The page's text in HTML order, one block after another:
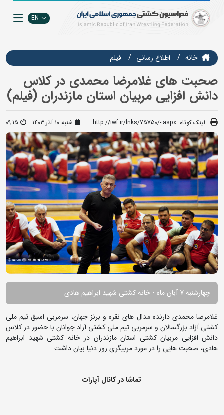
EN
خانه اطلاع رسانی فيلم
صحبت های غلامرضا محمدی در کلاس
دانش افزایی مربیان استان مازندران (فیلم)
لینک کوتاه: http://iwf.ir/lnks/75750/-.aspx شنبه ۱۰ آذر ۱۴۰۳ 09:15
چهارشنبه 7 آبان ماه - خانه کشتی شهید ابراهیم هادی
غلامرضا محمدی دارنده مدال های نقره و برنز جهان، سرمربی اسبق تیم ملی
کشتی آزاد بزرگسالان و سرمربی تیم ملی کشتی آزاد جوانان با حضور در کلاس
دانش افزایی مربیان کشتی استان مازندران در خانه کشتی شهید ابراهیم
هادی، صحبت هایی را در مورد مربیگری روز دنیا بیان داشت.
تماشا در کانال آپارات